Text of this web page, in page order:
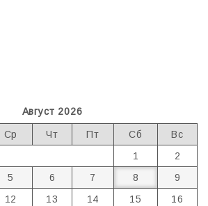
Август 2026
Ср Чт Пт Сб
Вс
1
2
5 6 7 8
9
12 13 14 15
16